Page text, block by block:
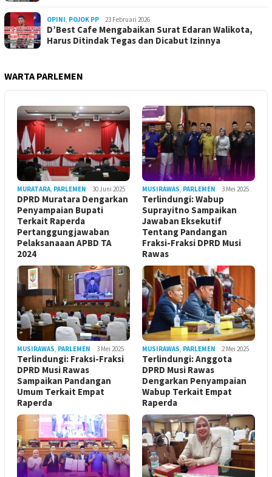
OPINI, POJOK PP 23 Februari 2026
D’Best Cafe Mengabaikan Surat Edaran Walikota,
Harus Ditindak Tegas dan Dicabut Izinnya
WARTA PARLEMEN
MURATARA, PARLEMEN 30 Juni 2025
DPRD Muratara Dengarkan
Penyampaian Bupati
Terkait Raperda
Pertanggungjawaban
Pelaksanaaan APBD TA
2024
MUSIRAWAS, PARLEMEN 3 Mei 2025
Terlindungi: Wabup
Suprayitno Sampaikan
Jawaban Eksekutif
Tentang Pandangan
Fraksi-Fraksi DPRD Musi
Rawas
MUSIRAWAS, PARLEMEN 3 Mei 2025
Terlindungi: Fraksi-Fraksi
DPRD Musi Rawas
Sampaikan Pandangan
Umum Terkait Empat
Raperda
MUSIRAWAS, PARLEMEN 2 Mei 2025
Terlindungi: Anggota
DPRD Musi Rawas
Dengarkan Penyampaian
Wabup Terkait Empat
Raperda